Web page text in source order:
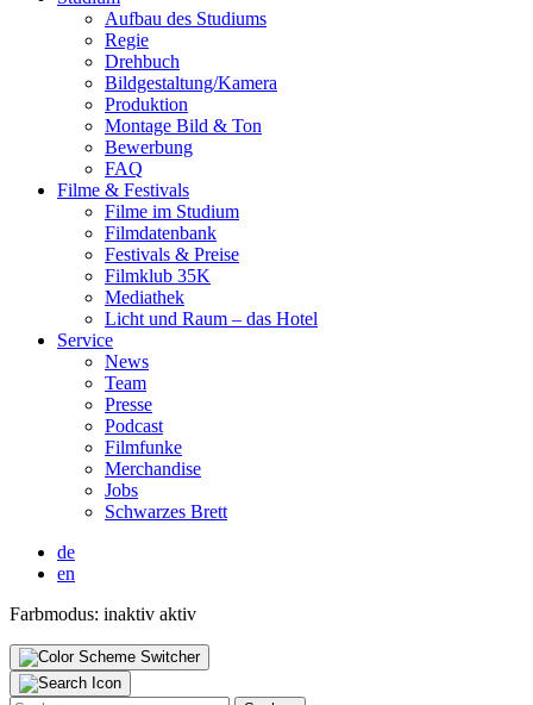
Auf­bau des Stu­di­ums
Regie
Dreh­buch
Bildgestaltung/​​Kamera
Pro­duk­ti­on
Mon­ta­ge Bild & Ton
Bewer­bung
FAQ
Fil­me & Fes­ti­vals
Fil­me im Stu­di­um
Film­da­ten­bank
Fes­ti­vals & Prei­se
Film­klub 35K
Media­thek
Licht und Raum – das Hotel
Ser­vice
News
Team
Pres­se
Pod­cast
Film­fun­ke
Mer­chan­di­se
Jobs
Schwar­zes Brett
de
en
Farbmodus: inaktiv aktiv